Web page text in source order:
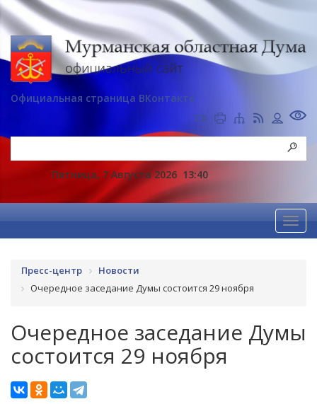
Официальная страница ВКонтакте
Пятница, 7 Августа 2026 13:40
Пресс-центр
Новости
Очередное заседание Думы состоится 29 ноября
Очередное заседание Думы
состоится 29 ноября